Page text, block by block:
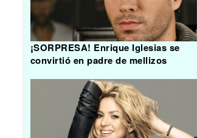
¡SORPRESA! Enrique Iglesias se
convirtió en padre de mellizos